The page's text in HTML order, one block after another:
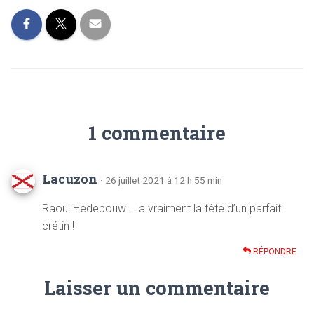
1 commentaire
Lacuzon · 26 juillet 2021 à 12 h 55 min
Raoul Hedebouw … a vraiment la tête d’un parfait
crétin !
RÉPONDRE
Laisser un commentaire